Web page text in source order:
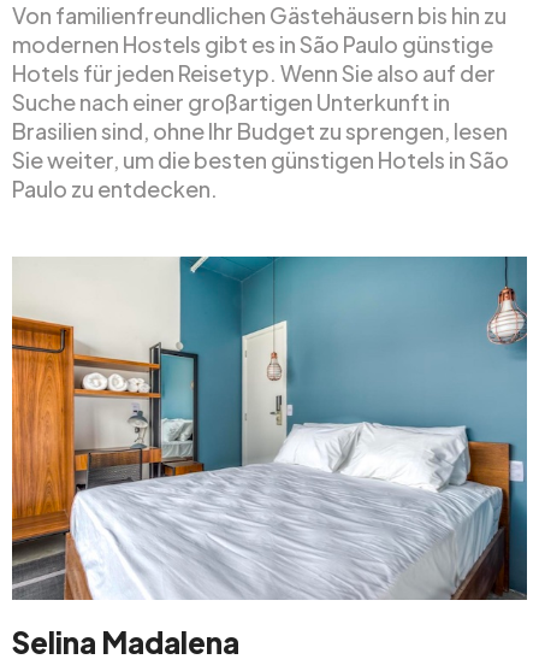
Von familienfreundlichen Gästehäusern bis hin zu
modernen Hostels gibt es in São Paulo günstige
Hotels für jeden Reisetyp. Wenn Sie also auf der
Suche nach einer großartigen Unterkunft in
Brasilien sind, ohne Ihr Budget zu sprengen, lesen
Sie weiter, um die besten günstigen Hotels in São
Paulo zu entdecken.
Selina Madalena